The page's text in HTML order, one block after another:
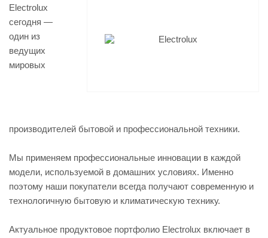
Electrolux
сегодня —
один из
ведущих
мировых
производителей бытовой и профессиональной техники.
Мы применяем профессиональные инновации в каждой
модели, используемой в домашних условиях. Именно
поэтому наши покупатели всегда получают современную и
технологичную бытовую и климатическую технику.
Актуальное продуктовое портфолио Electrolux включает в